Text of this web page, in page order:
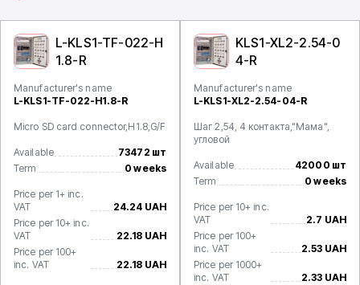
L-KLS1-TF-022-H
1.8-R
Manufacturer's name
L-KLS1-TF-022-H1.8-R
Micro SD card connector,H1.8,G/F
Available
73472 шт
Term
0 weeks
Price per 1+ inc.
VAT
24.24 UAH
Price per 10+ inc.
VAT
22.18 UAH
Price per 100+
inc. VAT
22.18 UAH
KLS1-XL2-2.54-0
4-R
Manufacturer's name
L-KLS1-XL2-2.54-04-R
Шаг 2,54, 4 контакта,"Мама",
угловой
Available
42000 шт
Term
0 weeks
Price per 10+ inc.
VAT
2.7 UAH
Price per 100+
inc. VAT
2.53 UAH
Price per 1000+
inc. VAT
2.33 UAH